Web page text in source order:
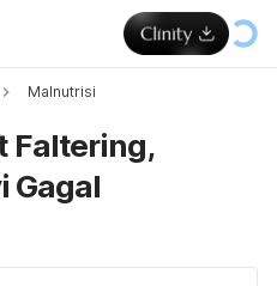
Malnutrisi
Faltering,
Gagal